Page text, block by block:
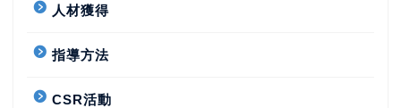
人材獲得
指導方法
CSR活動